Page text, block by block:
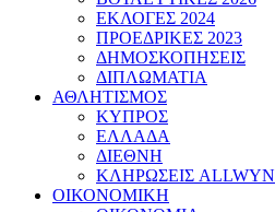
ΕΚΛΟΓΕΣ 2024
ΠΡΟΕΔΡΙΚΕΣ 2023
ΔΗΜΟΣΚΟΠΗΣΕΙΣ
ΔΙΠΛΩΜΑΤΙΑ
ΑΘΛΗΤΙΣΜΟΣ
ΚΥΠΡΟΣ
ΕΛΛΑΔΑ
ΔΙΕΘΝΗ
ΚΛΗΡΩΣΕΙΣ ALLWYN
ΟΙΚΟΝΟΜΙΚΗ